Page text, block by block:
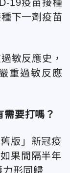
19疫苗接種
下一劑疫苗
敏反應史，
重過敏反應
要打嗎？
版」新冠疫
果間隔半年
形同歸